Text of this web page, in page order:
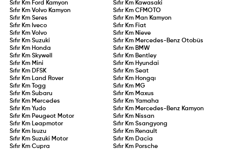
Sıfır Km Ford Kamyon Sıfır Km Kawasaki
Sıfır KmVolvo Kamyon Sıfır Km CFMOTO
Sıfır KmSeres Sıfır Km Man Kamyon
Sıfır Km Iveco Sıfır Km Fiat
Sıfır KmVolvo Sıfır Km Nieve
Sıfır KmSuzuki Sıfır Km Mercedes-Benz Otobüs
Sıfır Km Honda Sıfır Km BMW
Sıfır KmSkywell Sıfır Km Bentley
Sıfır Km Mini Sıfır Km Hyundai
Sıfır Km DFSK Sıfır Km Seat
Sıfır Km Land Rover Sıfır Km Hongqı
Sıfır Km
Togg Sıfır Km MG
Sıfır KmSubaru Sıfır Km Maxus
Sıfır Km Mercedes Sıfır Km Yamaha
Sıfır KmYudo Sıfır Km Mercedes-Benz Kamyon
Sıfır Km Peugeot Motor Sıfır Km Nissan
Sıfır Km Leapmotor Sıfır Km Ssangyong
Sıfır Km Isuzu Sıfır Km Renault
Sıfır KmSuzuki Motor Sıfır Km Dacia
Sıfır KmCupra Sıfır Km Porsche